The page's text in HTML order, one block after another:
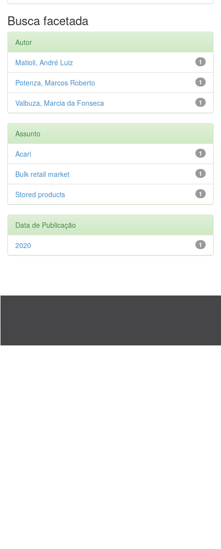
Busca facetada
Autor
1
Matioli, André Luiz
1
Potenza, Marcos Roberto
1
Valbuza, Marcia da Fonseca
Assunto
1
Acari
1
Bulk retail market
1
Stored products
Data de Publicação
1
2020